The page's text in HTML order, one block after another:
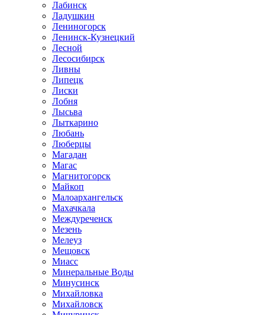
Лабинск
Ладушкин
Лениногорск
Ленинск-Кузнецкий
Лесной
Лесосибирск
Ливны
Липецк
Лиски
Лобня
Лысьва
Лыткарино
Любань
Люберцы
Магадан
Магас
Магнитогорск
Майкоп
Малоархангельск
Махачкала
Междуреченск
Мезень
Мелеуз
Мещовск
Миасс
Минеральные Воды
Минусинск
Михайловка
Михайловск